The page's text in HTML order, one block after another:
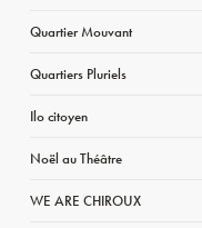
Quartier Mouvant
Quartiers Pluriels
Ilo citoyen
Noël au Théâtre
WE ARE CHIROUX